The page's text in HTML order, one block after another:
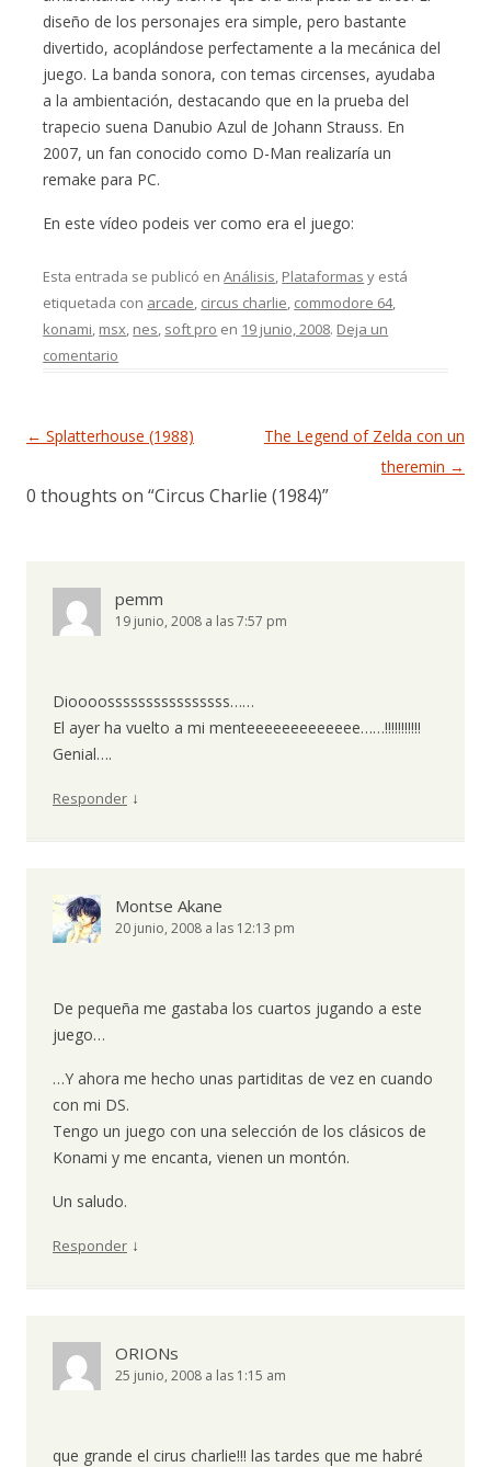
diseño de los personajes era simple, pero bastante
divertido, acoplándose perfectamente a la mecánica del
juego. La banda sonora, con temas circenses, ayudaba
a la ambientación, destacando que en la prueba del
trapecio suena Danubio Azul de Johann Strauss. En
2007, un fan conocido como D-Man realizaría un
remake para PC.
En este vídeo podeis ver como era el juego:
Esta entrada se publicó enAnálisis, Plataformas y está
etiquetada con arcade, circus charlie, commodore 64,
konami, msx, nes, soft pro en 19 junio, 2008. Deja un
comentario
Navegación de entradas
← Splatterhouse (1988)
The Legend of Zelda con un
theremin →
0 thoughts on “Circus Charlie (1984)”
pemm
19 junio, 2008 a las 7:57 pm
Dioooossssssssssssssss……
El ayer ha vuelto a mi menteeeeeeeeeeeee……!!!!!!!!!!!
Genial….
Responder ↓
Montse Akane
20 junio, 2008 a las 12:13 pm
De pequeña me gastaba los cuartos jugando a este
juego…
…Y ahora me hecho unas partiditas de vez en cuando
con mi DS.
Tengo un juego con una selección de los clásicos de
Konami y me encanta, vienen un montón.
Un saludo.
Responder ↓
ORIONs
25 junio, 2008 a las 1:15 am
que grande el cirus charlie!!! las tardes que me habré